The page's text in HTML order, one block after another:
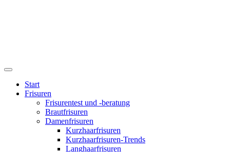
Start
Frisuren
Frisurentest und -beratung
Brautfrisuren
Damenfrisuren
Kurzhaarfrisuren
Kurzhaarfrisuren-Trends
Langhaarfrisuren